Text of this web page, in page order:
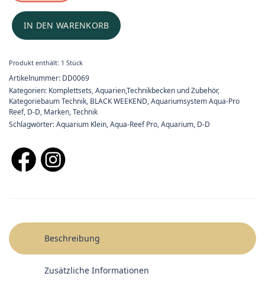
IN DEN WARENKORB
Produkt enthält: 1Stück
Artikelnummer: DD0069
Kategorien: Komplettsets,Aquarien,Technikbecken und Zubehör,
Kategoriebaum Technik, BLACK WEEKEND,Aquariumsystem Aqua-Pro
Reef, D-D, Marken,Technik
Schlagwörter:Aquarium Klein,Aqua-Reef Pro,Aquarium, D-D
Beschreibung
Zusätzliche Informationen